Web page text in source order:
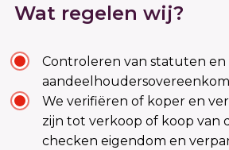
Wat regelen wij?
Controleren van statuten en
We verifiëren of koper en
zijn tot verkoop of koop van
checken eigendom en